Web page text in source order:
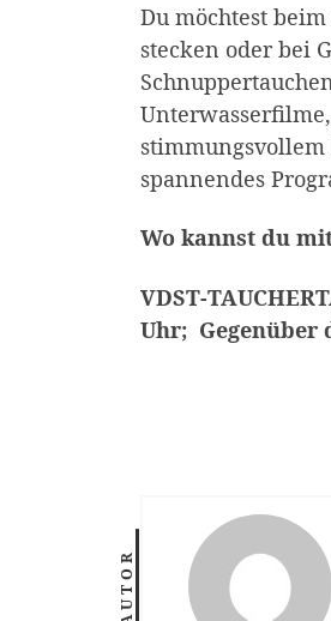
Du möchtest
stecken oder bei
stimmungsvollem
spannendes
Wo kannst du
VDST-
Uhr; Gegenüber
AUTOR